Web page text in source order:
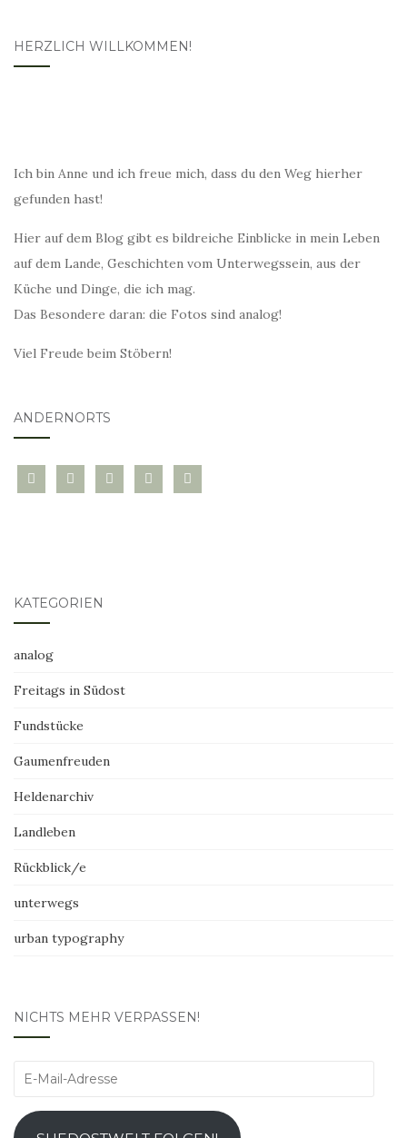
HERZLICH WILLKOMMEN!
Ich bin Anne und ich freue mich, dass du den Weg hierher
gefunden hast!
Hier auf dem Blog gibt es bildreiche Einblicke in mein Leben
auf dem Lande, Geschichten vom Unterwegssein, aus der
Küche und Dinge, die ich mag.
Das Besondere daran: die Fotos sind analog!
Viel Freude beim Stöbern!
ANDERNORTS
bloglovininstagramtwitter pinterest
mail
KATEGORIEN
analog
Freitags in Südost
Fundstücke
Gaumenfreuden
Heldenarchiv
Landleben
Rückblick/e
unterwegs
urban typography
NICHTS MEHR VERPASSEN!
E-
Adresse